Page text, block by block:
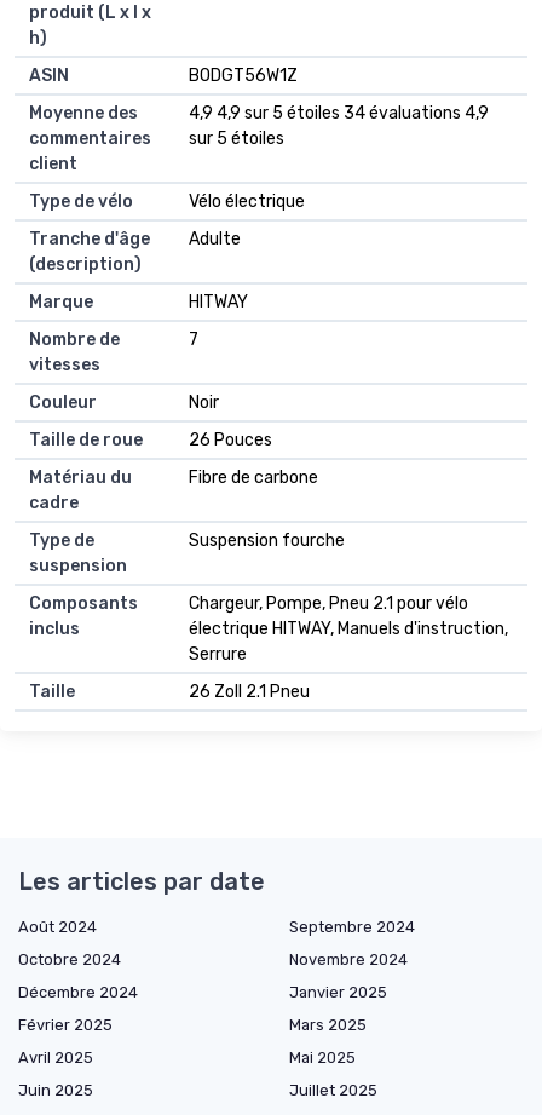
produit (L x l x
h)
ASIN
‎B0DGT56W1Z
Moyenne des
commentaires
client
4,9 4,9 sur 5 étoiles 34 évaluations 4,9
sur 5 étoiles
Type de vélo
Vélo électrique
Tranche d'âge
(description)
Adulte
Marque
HITWAY
Nombre de
vitesses
7
Couleur
Noir
Taille de roue
26 Pouces
Matériau du
cadre
Fibre de carbone
Type de
suspension
Suspension fourche
Composants
inclus
Chargeur, Pompe, Pneu 2.1 pour vélo
électrique HITWAY, Manuels d'instruction,
Serrure
Taille
26 Zoll 2.1 Pneu
Les articles par date
Août 2024
Septembre 2024
Octobre 2024
Novembre 2024
Décembre 2024
Janvier 2025
Février 2025
Mars 2025
Avril 2025
Mai 2025
Juin 2025
Juillet 2025